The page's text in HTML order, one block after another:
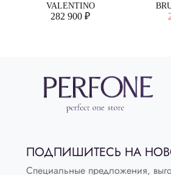
VALENTINO
282 900 ₽
ПОДПИШИТЕСЬ НА
Специальные предложения,